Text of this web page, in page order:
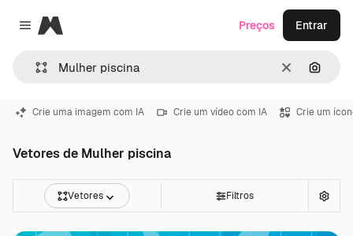
Close menu
Magnific
Limpar
Preços Entrar
Crie uma imagem com IA Crie um vídeo com IA Crie um
Vetores de Mulher piscina
Vetores Filtros